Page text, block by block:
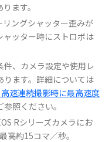
ます。
ングシャッター歪みが
ャッター時にストロボは
、カメラ設定や使用レ
ります。詳細については
高速連続撮影時に最高速度
参照ください。
Rシリーズカメラにお
高約15コマ／秒。